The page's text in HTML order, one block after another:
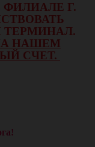
ФИЛИАЛЕ Г.
НАШЕМ
СЧЕТ.